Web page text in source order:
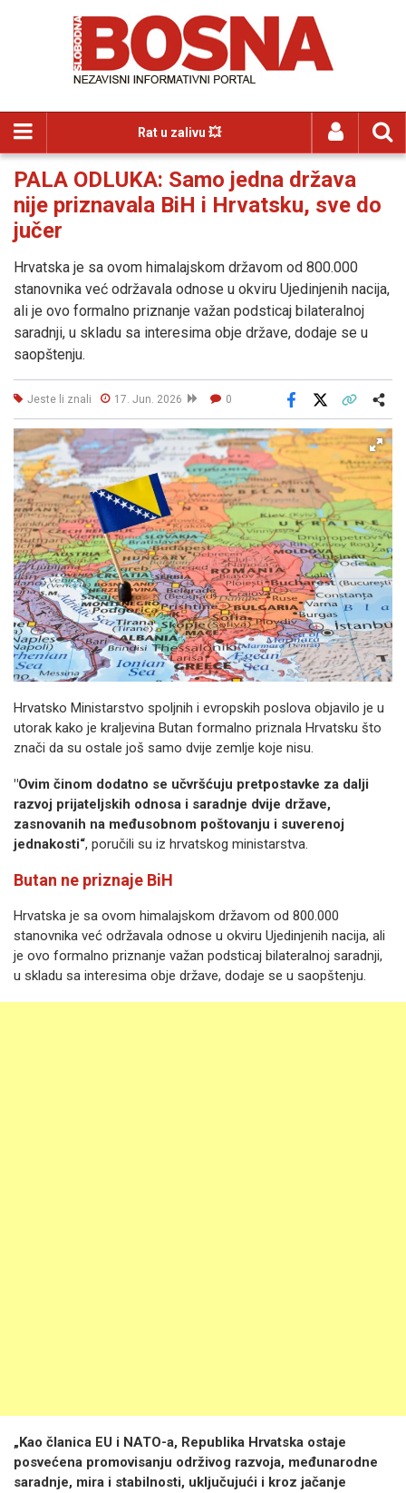
Rat u zalivu 💥
PALA ODLUKA: Samo jedna država
nije priznavala BiH i Hrvatsku, sve do
jučer
Hrvatska je sa ovom himalajskom državom od 800.000
stanovnika već održavala odnose u okviru Ujedinjenih nacija,
ali je ovo formalno priznanje važan podsticaj bilateralnoj
saradnji, u skladu sa interesima obje države, dodaje se u
saopštenju.
Jeste li znali 17. Jun. 2026 0
Facebook
Hrvatsko Ministarstvo spoljnih i evropskih poslova objavilo je u
utorak kako je kraljevina Butan formalno priznala Hrvatsku što
znači da su ostale još samo dvije zemlje koje nisu.
"Ovim činom dodatno se učvršćuju pretpostavke za dalji
razvoj prijateljskih odnosa i saradnje dvije države,
zasnovanih na međusobnom poštovanju i suverenoj
jednakosti“, poručili su iz hrvatskog ministarstva.
Butan ne priznaje BiH
Hrvatska je sa ovom himalajskom državom od 800.000
stanovnika već održavala odnose u okviru Ujedinjenih nacija, ali
je ovo formalno priznanje važan podsticaj bilateralnoj saradnji,
u skladu sa interesima obje države, dodaje se u saopštenju.
„Kao članica EU i NATO-a, Republika Hrvatska ostaje
posvećena promovisanju održivog razvoja, međunarodne
saradnje, mira i stabilnosti, uključujući i kroz jačanje